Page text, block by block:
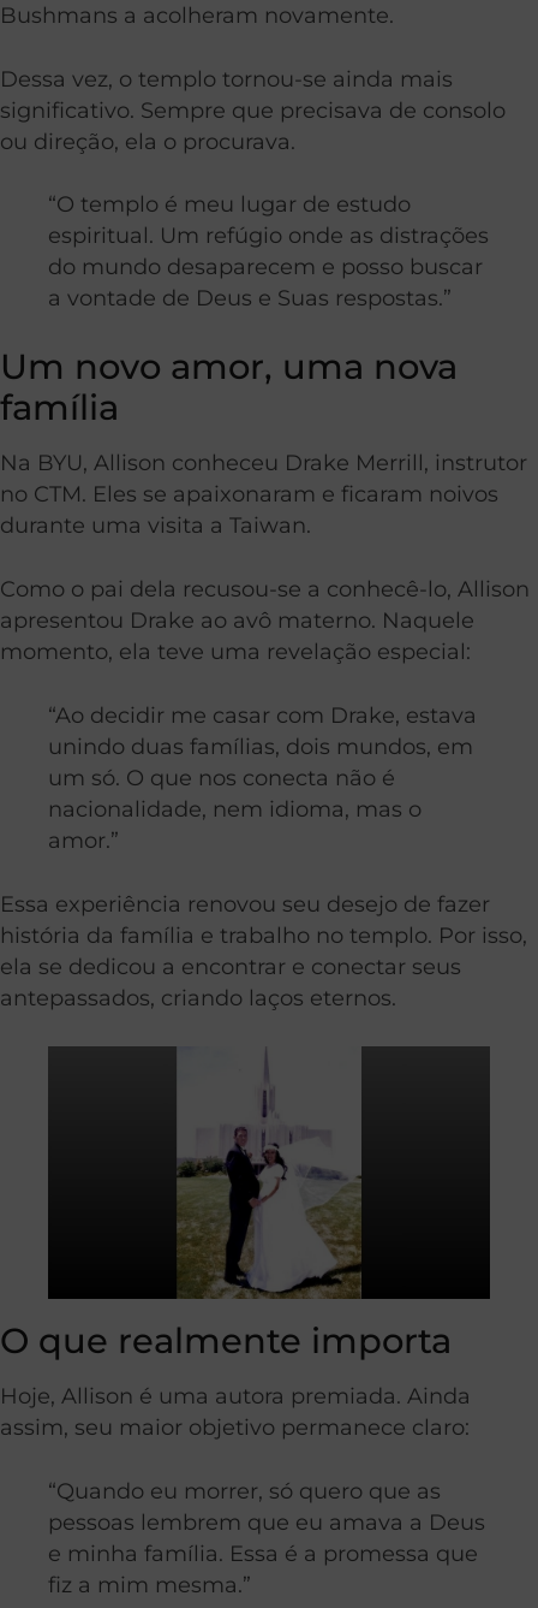
Bushmans a acolheram novamente.
Dessa vez, o templo tornou-se ainda mais
significativo. Sempre que precisava de consolo
ou direção, ela o procurava.
“O templo é meu lugar de estudo
espiritual. Um refúgio onde as distrações
do mundo desaparecem e posso buscar
a vontade de Deus e Suas respostas.”
Um novo amor, uma nova
família
Na BYU, Allison conheceu Drake Merrill, instrutor
no CTM. Eles se apaixonaram e ficaram noivos
durante uma visita a Taiwan.
Como o pai dela recusou-se a conhecê-lo, Allison
apresentou Drake ao avô materno. Naquele
momento, ela teve uma revelação especial:
“Ao decidir me casar com Drake, estava
unindo duas famílias, dois mundos, em
um só. O que nos conecta não é
nacionalidade, nem idioma, mas o
amor.”
Essa experiência renovou seu desejo de fazer
história da família e trabalho no templo. Por isso,
ela se dedicou a encontrar e conectar seus
antepassados, criando laços eternos.
O que realmente importa
Hoje, Allison é uma autora premiada. Ainda
assim, seu maior objetivo permanece claro:
“Quando eu morrer, só quero que as
pessoas lembrem que eu amava a Deus
e minha família. Essa é a promessa que
fiz a mim mesma.”